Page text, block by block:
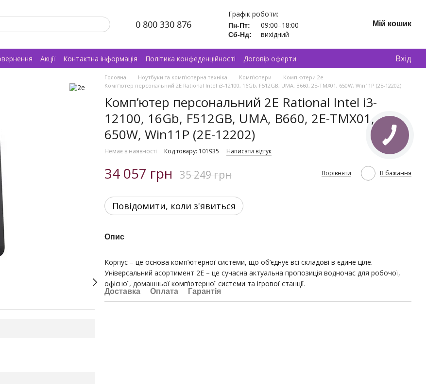
0 800 330 876
Графік роботи:
Пн-Пт: 09:00–18:00
Сб-Нд: вихідний
Мій кошик
Акції Контактна інформація Політика конфеденційності
Договір оферти
Вхід
Головна Ноутбуки та комп'ютерна техніка Комп'ютери
Комп'ютери 2e
Комп’ютер персональний 2E Rational Intel i3-12100, 16Gb, F512GB, UMA, B660, 2E-TMX01, 650W, Win11P (2E-12202)
Комп’ютер персональний 2E Rational Intel i3-
12100, 16Gb, F512GB, UMA, B660, 2E-TMX01,
650W, Win11P (2E-12202)
Немає в наявності Код товару: 101935 Написати відгук
34 057 грн 35 249 грн Порівняти В бажання
Повідомити, коли з'явиться
Опис
Корпус – це основа комп’ютерної системи, що об’єднує всі складові в єдине ціле.
Універсальний асортимент 2E – це сучасна актуальна пропозиція водночас для робочої,
офісної, домашньої комп’ютерної системи та ігрової станції.
Доставка Оплата Гарантія